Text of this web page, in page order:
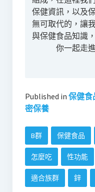
保健資訊，以及
無可取代的，讓
與保健食品知識
你一起走
Published in 保健食
密保養
B群 保健食品
怎麼吃 性功能
適合族群 鋅